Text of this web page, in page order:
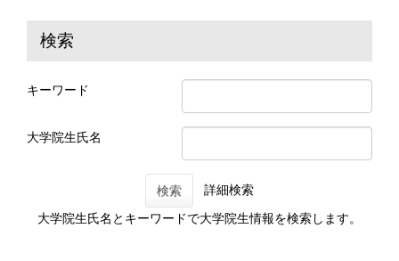
検索
キーワード
大学院生氏名
検索 詳細検索
大学院生氏名とキーワードで大学院生情報を検索します。